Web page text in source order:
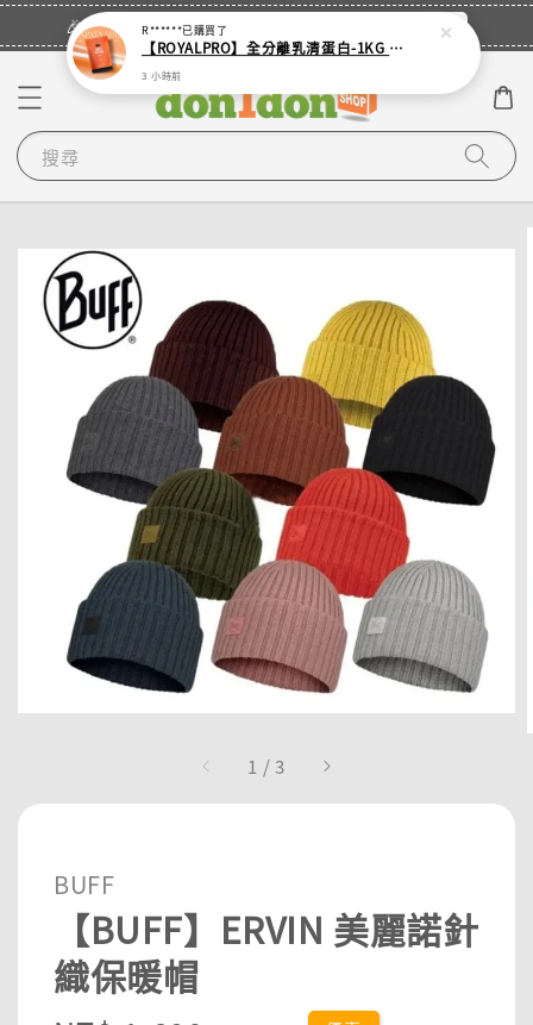
🎉登入會員・領取您的專屬折扣券！ 立即登入
搜尋
1 /3
BUFF
【BUFF】ERVIN 美麗諾針
織保暖帽
R******已購買了
【ROYALPRO】全分離乳清蛋白-1KG -多口味任選｜可加購湯匙
3 小時前